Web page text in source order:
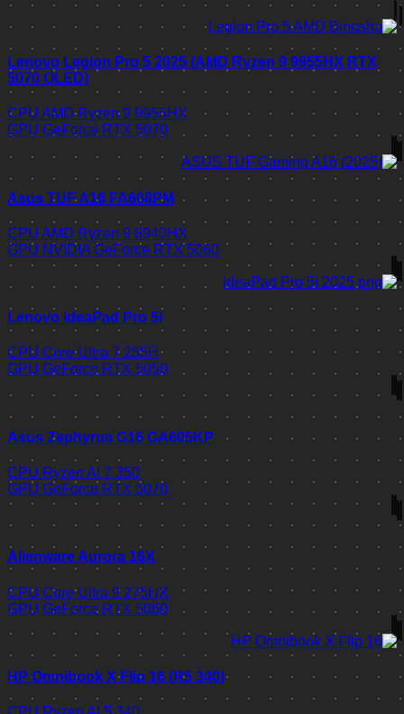
Lenovo Legion Pro 5 2025 (AMD Ryzen 9 9955HX RTX
5070 OLED)
CPU AMD Ryzen 9 9955HX
GPU GeForce RTX 5070
Asus TUF A16 FA608PM
CPU AMD Ryzen 9 8940HX
GPU NVIDIA GeForce RTX 5060
Lenovo IdeaPad Pro 5i
CPU Core Ultra 7 255H
GPU GeForce RTX 5050
Asus Zephyrus G16 GA605KP
CPU Ryzen AI 7 350
GPU GeForce RTX 5070
Alienware Aurora 16X
CPU Core Ultra 9 275HX
GPU GeForce RTX 5060
HP Omnibook X Flip 16 (R5 340)